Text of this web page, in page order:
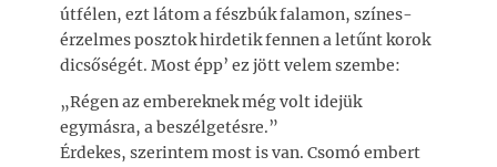
útfélen, ezt látom a fészbúk falamon, színes-
érzelmes posztok hirdetik fennen a letűnt korok
dicsőségét. Most épp’ ez jött velem szembe:
„Régen az embereknek még volt idejük
egymásra, a beszélgetésre.”
Érdekes, szerintem most is van. Csomó embert